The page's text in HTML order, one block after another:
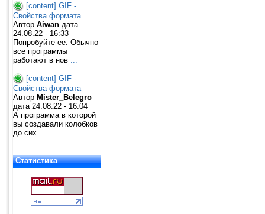
[content] GIF -
Свойства формата
Автор Aiwan дата
24.08.22 - 16:33
Попробуйте ее. Обычно
все программы
работают в нов
[content] GIF -
Свойства формата
Автор Mister_Belegro
дата 24.08.22 - 16:04
А программа в которой
вы создавали колобков
до сих
Статистика